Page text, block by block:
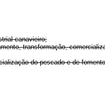
canavieiro;
transformação,
do pescado e de